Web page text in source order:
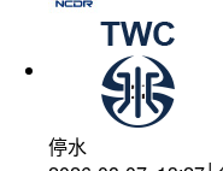
停水